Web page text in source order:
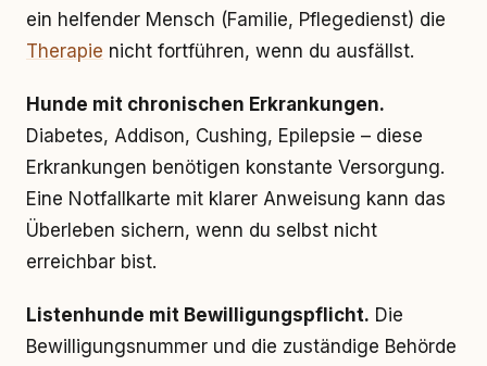
ein helfender Mensch (Familie, Pflegedienst) die
Therapie nicht fortführen, wenn du ausfällst.
Hunde mit chronischen Erkrankungen.
Diabetes, Addison, Cushing, Epilepsie – diese
Erkrankungen benötigen konstante Versorgung.
Eine Notfallkarte mit klarer Anweisung kann das
Überleben sichern, wenn du selbst nicht
erreichbar bist.
Listenhunde mit Bewilligungspflicht. Die
Bewilligungsnummer und die zuständige Behörde